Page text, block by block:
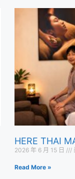
HERE THAI
2026 年 6 月 15 日
Read More »